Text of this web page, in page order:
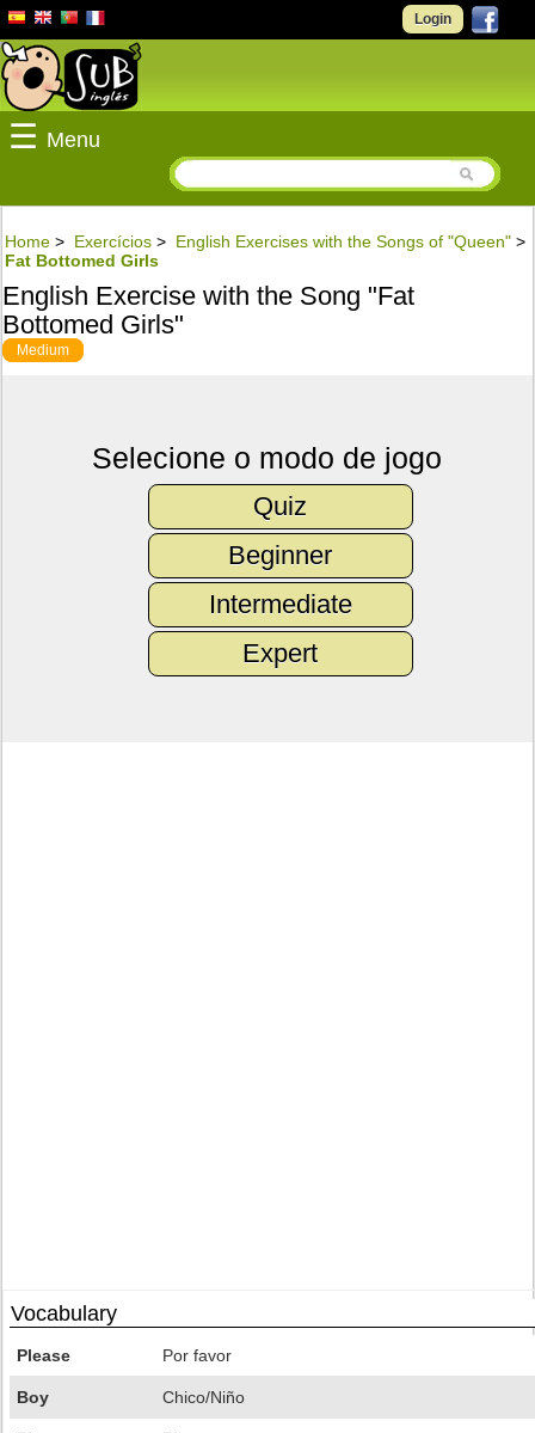
Login
☰ Menu
Home > Exercícios > English Exercises with the Songs of "Queen" >
Fat Bottomed Girls
English Exercise with the Song "Fat
Bottomed Girls"
Medium
Selecione o modo de jogo
Quiz
Beginner
Intermediate
Expert
Vocabulary
Please Por favor
Boy Chico/Niño